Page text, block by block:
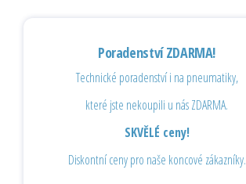
Poradenství ZDARMA!
Technické poradenství i na pneumatiky,
které jste nekoupili u nás ZDARMA.
SKVĚLÉ ceny!
Diskontní ceny pro naše koncové zákazníky.